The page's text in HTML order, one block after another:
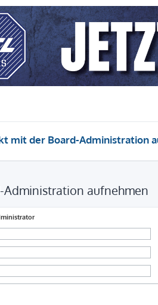
mit der Board-Administration
aufnehmen